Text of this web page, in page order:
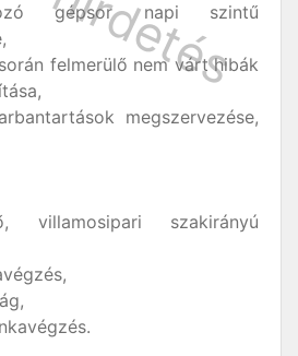
gépsor napi szintű
felmerülő nem várt hibák
megszervezése,
villamosipari szakirányú